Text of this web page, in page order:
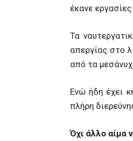
έκανε
Τα
απεργίας στο
από τα
Ενώ ήδη έχει
πλήρη
Όχι άλλο αίμα